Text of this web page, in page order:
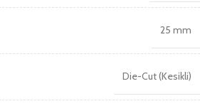
25 mm
Die-Cut (Kesikli)